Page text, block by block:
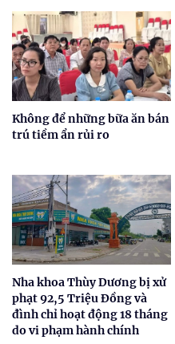
Không để những bữa ăn bán
trú tiềm ẩn rủi ro
Nha khoa Thùy Dương bị xử
phạt 92,5 Triệu Đồng và
đình chỉ hoạt động 18 tháng
do vi phạm hành chính